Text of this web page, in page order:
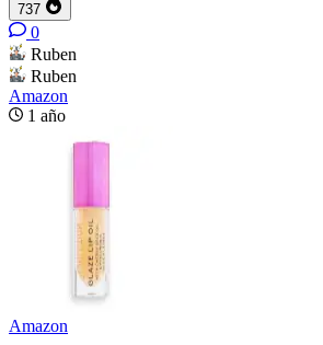
737
0
Ruben
Ruben
Amazon
1 año
Amazon